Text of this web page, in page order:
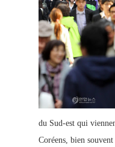
du Sud-est qui
Coréens, bien